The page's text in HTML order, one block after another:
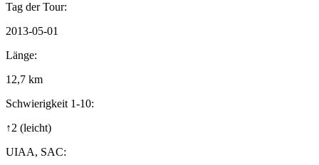
Tag der Tour:
2013-05-01
Länge:
12,7 km
Schwierigkeit 1-10:
↑2 (leicht)
UIAA, SAC: